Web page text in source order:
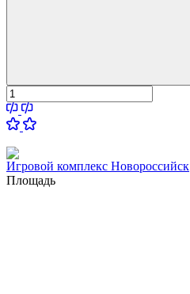
Игровой комплекс Новороссийск
Площадь